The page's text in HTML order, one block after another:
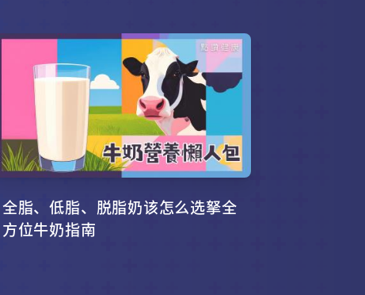
全脂、低脂、脱脂奶该怎么选拏全
方位牛奶指南